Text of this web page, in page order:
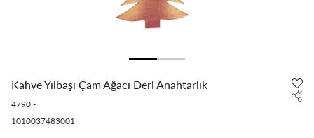
Kahve Yılbaşı Çam Ağacı Deri Anahtarlık
4790 -
1010037483001